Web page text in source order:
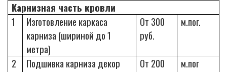
Карнизная часть кровли
1
Изготовление каркаса
карниза (шириной до 1
метра)
От 300
руб.
м.пог.
2
Подшивка карниза декор
От 200
м.пог